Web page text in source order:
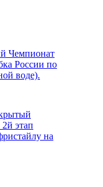
Чемпионат
России по
воде).